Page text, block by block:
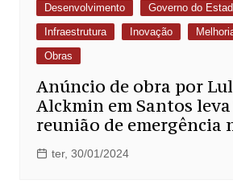
Desenvolvimento
Governo do
Infraestrutura
Inovação
Obras
Anúncio de obra por
Alckmin em Santos
reunião de emergência
ter, 30/01/2024